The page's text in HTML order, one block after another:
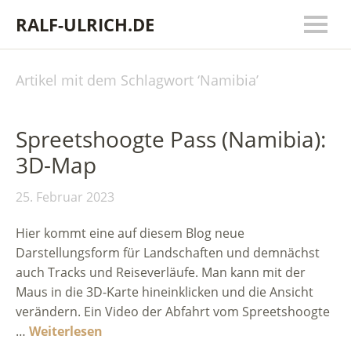
RALF-ULRICH.DE
Artikel mit dem Schlagwort ‘Namibia’
Spreetshoogte Pass (Namibia):
3D-Map
25. Februar 2023
Hier kommt eine auf diesem Blog neue
Darstellungsform für Landschaften und demnächst
auch Tracks und Reiseverläufe. Man kann mit der
Maus in die 3D-Karte hineinklicken und die Ansicht
verändern. Ein Video der Abfahrt vom Spreetshoogte
… Weiterlesen